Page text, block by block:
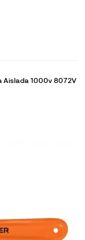
Aislada 1000v 8072V